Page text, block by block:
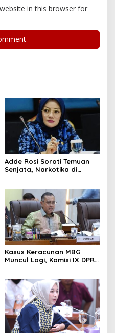
in this browser for
Adde Rosi Soroti Temuan
Senjata, Narkotika di
Kasus Keracunan MBG
Muncul Lagi, Komisi IX DPR